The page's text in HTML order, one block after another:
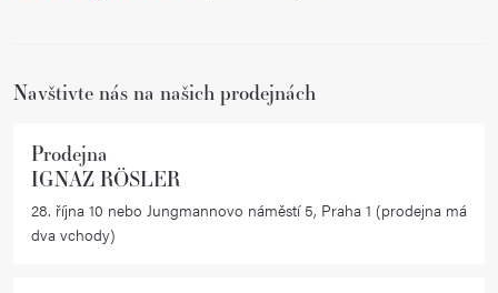
Navštivte nás na našich prodejnách
Prodejna
IGNAZ RÖSLER
28. října 10 nebo Jungmannovo náměstí 5, Praha 1 (prodejna má
dva vchody)